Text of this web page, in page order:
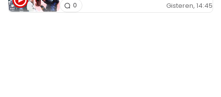
Gisteren, 14:45
0